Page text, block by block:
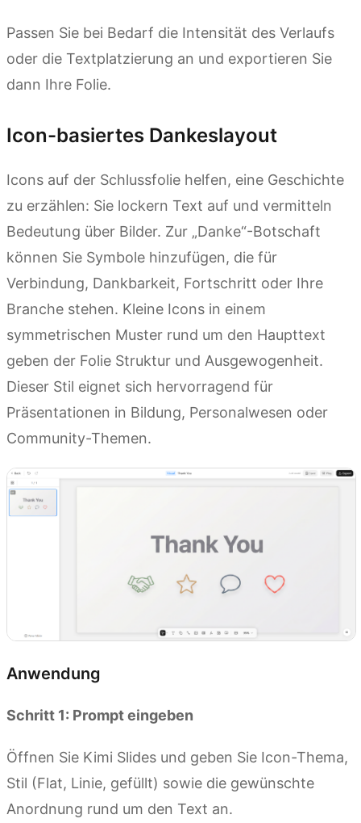
Passen Sie bei Bedarf die Intensität des Verlaufs
oder die Textplatzierung an und exportieren Sie
dann Ihre Folie.
Icon-basiertes Dankeslayout
Icons auf der Schlussfolie helfen, eine Geschichte
zu erzählen: Sie lockern Text auf und vermitteln
Bedeutung über Bilder. Zur „Danke“-Botschaft
können Sie Symbole hinzufügen, die für
Verbindung, Dankbarkeit, Fortschritt oder Ihre
Branche stehen. Kleine Icons in einem
symmetrischen Muster rund um den Haupttext
geben der Folie Struktur und Ausgewogenheit.
Dieser Stil eignet sich hervorragend für
Präsentationen in Bildung, Personalwesen oder
Community-Themen.
Anwendung
Schritt 1: Prompt eingeben
Öffnen Sie Kimi Slides und geben Sie Icon-Thema,
Stil (Flat, Linie, gefüllt) sowie die gewünschte
Anordnung rund um den Text an.